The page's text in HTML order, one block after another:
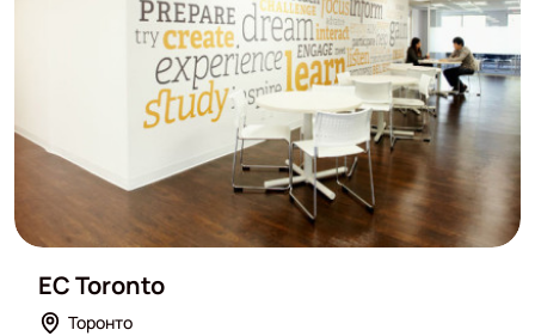
EC Toronto
Торонто